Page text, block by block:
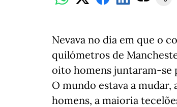
Nevava no dia em que o
quilómetros de
oito homens juntaram-se
O mundo estava a
homens, a maioria